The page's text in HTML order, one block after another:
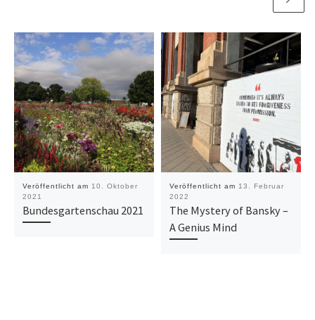
Veröffentlicht am 10. Oktober
2021
Bundesgartenschau 2021
Veröffentlicht am 13. Februar
2022
The Mystery of Bansky –
A Genius Mind